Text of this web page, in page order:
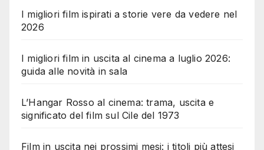
I migliori film ispirati a storie vere da vedere nel
2026
I migliori film in uscita al cinema a luglio 2026:
guida alle novità in sala
L’Hangar Rosso al cinema: trama, uscita e
significato del film sul Cile del 1973
Film in uscita nei prossimi mesi: i titoli più attesi